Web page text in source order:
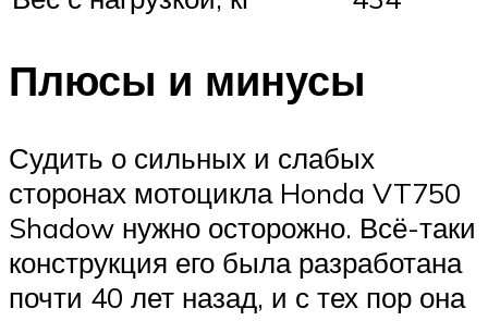
Плюсы и минусы
Судить о сильных и слабых
сторонах мотоцикла Honda VT750
Shadow нужно осторожно. Всё-таки
конструкция его была разработана
почти 40 лет назад, и с тех пор она